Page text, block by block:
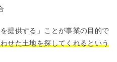
提供する」ことが事業の目的で
せた土地を探してくれるという